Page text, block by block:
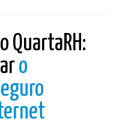
QuartaRH:
o